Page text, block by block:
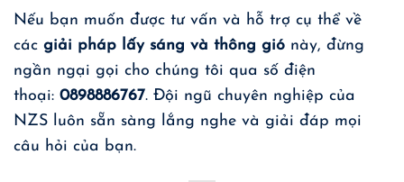
Nếu bạn muốn được tư vấn và hỗ trợ cụ thể về
các giải pháp lấy sáng và thông gió này, đừng
ngần ngại gọi cho chúng tôi qua số điện
thoại: 0898886767. Đội ngũ chuyên nghiệp của
NZS luôn sẵn sàng lắng nghe và giải đáp mọi
câu hỏi của bạn.